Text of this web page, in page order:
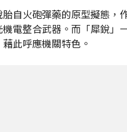
自火砲彈藥的原型擬態，
電整合武器。而「犀銳」
藉此呼應機關特色。